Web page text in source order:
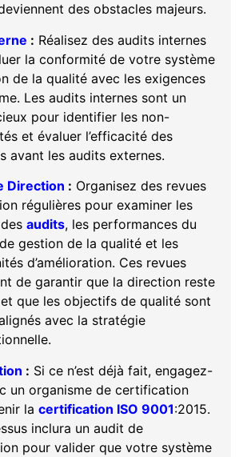
des obstacles majeurs.
: Réalisez des audits internes
la conformité de votre système
de la qualité avec les exigences
Les audits internes sont un
pour identifier les non-
et évaluer l’efficacité des
avant les audits externes.
Direction : Organisez des revues
régulières pour examiner les
audits, les performances du
gestion de la qualité et les
d’amélioration. Ces revues
de garantir que la direction reste
que les objectifs de qualité sont
avec la stratégie
: Si ce n’est déjà fait, engagez-
un organisme de certification
la certification ISO 9001:2015.
inclura un audit de
pour valider que votre système